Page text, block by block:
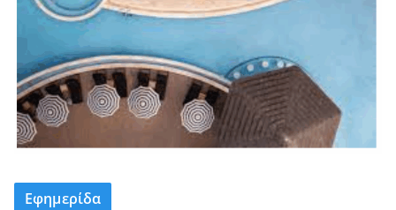
Εφημερίδα